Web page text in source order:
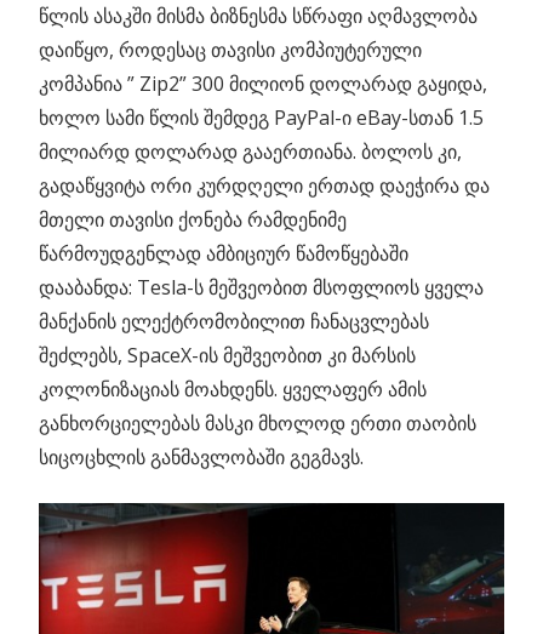
წლის ასაკში მისმა ბიზნესმა სწრაფი აღმავლობა
დაიწყო, როდესაც თავისი კომპიუტერული
კომპანია ” Zip2” 300 მილიონ დოლარად გაყიდა,
ხოლო სამი წლის შემდეგ PayPal-ი eBay-სთან 1.5
მილიარდ დოლარად გააერთიანა. ბოლოს კი,
გადაწყვიტა ორი კურდღელი ერთად დაეჭირა და
მთელი თავისი ქონება რამდენიმე
წარმოუდგენლად ამბიციურ წამოწყებაში
დააბანდა: Tesla-ს მეშვეობით მსოფლიოს ყველა
მანქანის ელექტრომობილით ჩანაცვლებას
შეძლებს, SpaceX-ის მეშვეობით კი მარსის
კოლონიზაციას მოახდენს. ყველაფერ ამის
განხორციელებას მასკი მხოლოდ ერთი თაობის
სიცოცხლის განმავლობაში გეგმავს.